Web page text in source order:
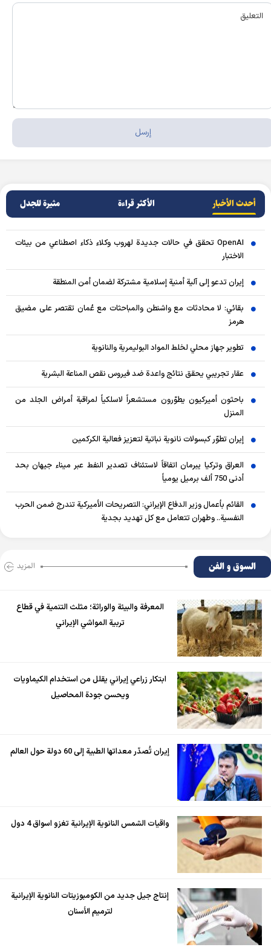
أحدث الأخبار الأکثر قراءة مثيرة للجدل
OpenAI تحقق في حالات جديدة لهروب وكلاء ذكاء اصطناعي من بيئات
الاختبار
إيران تدعو إلى آلية أمنية إسلامية مشتركة لضمان أمن المنطقة
بقائي: لا محادثات مع واشنطن والمباحثات مع عُمان تقتصر على مضيق
هرمز
تطوير جهاز محلي لخلط المواد البوليمرية والنانوية
عقار تجريبي يحقق نتائج واعدة ضد فيروس نقص المناعة البشرية
باحثون أميركيون يطوّرون مستشعراً لاسلكياً لمراقبة أمراض الجلد من
المنزل
إيران تطوّر كبسولات نانوية نباتية لتعزيز فعالية الكركمين
العراق وتركيا يبرمان اتفاقاً لاستئناف تصدير النفط عبر ميناء جيهان بحد
أدنى 750 ألف برميل يومياً
القائم بأعمال وزير الدفاع الإيراني: التصريحات الأميركية تندرج ضمن الحرب
النفسية.. وطهران تتعامل مع كل تهديد بجدية
السوق و الفن المزید
المعرفة والبيئة والوراثة؛ مثلث التنمية في قطاع
تربية المواشي الإيراني
ابتكار زراعي إيراني يقلل من استخدام الكيماويات
ويحسن جودة المحاصيل
إيران تُصدّر معداتها الطبية إلى 60 دولة حول العالم
واقيات الشمس النانوية الإيرانية تغزو اسواق 4 دول
إنتاج جيل جديد من الكومبوزيتات النانوية الإيرانية
لترميم الأسنان